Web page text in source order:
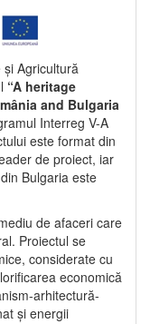
Agricultură
“A heritage
and Bulgaria
Interreg V-A
este format din
de proiect, iar
Bulgaria este
de afaceri care
Proiectul se
considerate cu
economică
arhitectură-
și energii